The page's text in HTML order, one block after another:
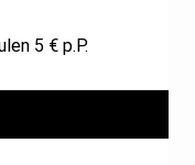
5 € p.P.